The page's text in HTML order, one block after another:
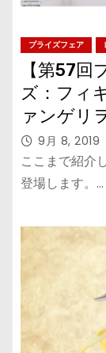
プライズフェア
【第57
ズ：フィ
ァンゲリ
晴らしい
ある科学
9月 8, 2019
ここまで紹介
登場します。…